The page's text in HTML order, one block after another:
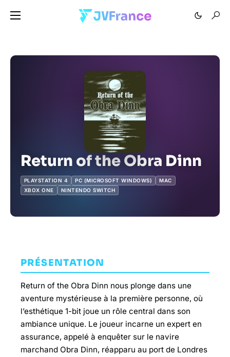
Return of the Obra Dinn
PLAYSTATION 4 PC (MICROSOFT WINDOWS)
MAC
XBOX ONE
NINTENDO SWITCH
PRÉSENTATION
Return of the Obra Dinn nous plonge dans une
aventure mystérieuse à la première personne, où
l’esthétique 1-bit joue un rôle central dans son
ambiance unique. Le joueur incarne un expert en
assurance, appelé à enquêter sur le navire
marchand Obra Dinn, réapparu au port de Londres